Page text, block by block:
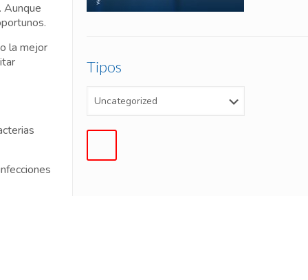
Aunque
la mejor
Tipos